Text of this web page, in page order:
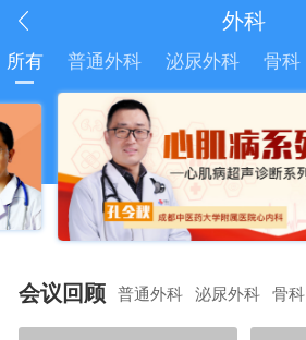
外科
所有 普通外科 泌尿外科 骨科
会议回顾 普通外科 泌尿外科 骨科